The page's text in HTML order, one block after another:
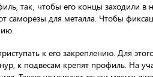
так, чтобы его концы заходили в
саморезы для металла. Чтобы
к его закреплению. Для
к подвесам крепят профиль. На